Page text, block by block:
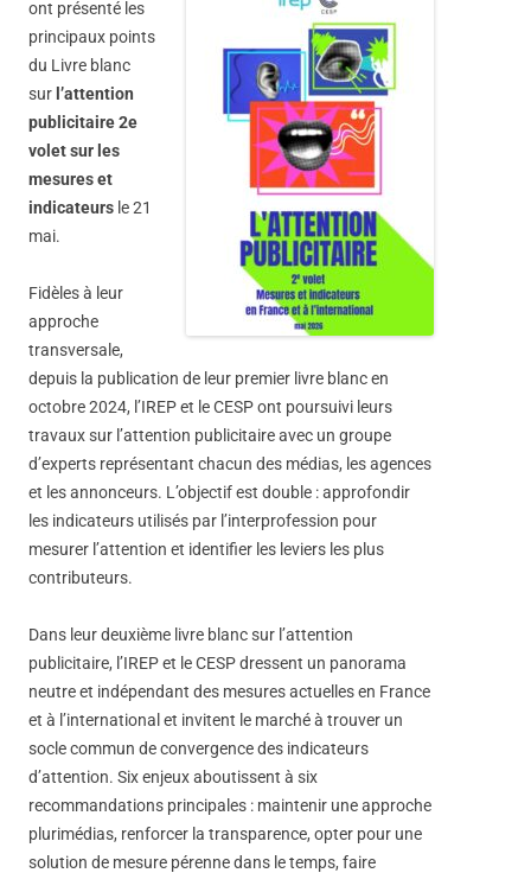
ont présenté les
principaux points
du Livre blanc
sur l’attention
publicitaire 2e
volet sur les
mesures et
indicateurs le 21
mai.
Fidèles à leur
approche
transversale,
depuis la publication de leur premier livre blanc en
octobre 2024, l’IREP et le CESP ont poursuivi leurs
travaux sur l’attention publicitaire avec un groupe
d’experts représentant chacun des médias, les agences
et les annonceurs. L’objectif est double : approfondir
les indicateurs utilisés par l’interprofession pour
mesurer l’attention et identifier les leviers les plus
contributeurs.
Dans leur deuxième livre blanc sur l’attention
publicitaire, l’IREP et le CESP dressent un panorama
neutre et indépendant des mesures actuelles en France
et à l’international et invitent le marché à trouver un
socle commun de convergence des indicateurs
d’attention. Six enjeux aboutissent à six
recommandations principales : maintenir une approche
plurimédias, renforcer la transparence, opter pour une
solution de mesure pérenne dans le temps, faire